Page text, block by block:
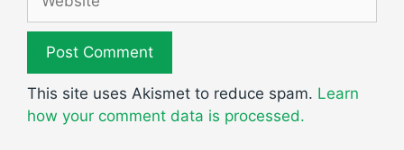
This site uses Akismet to reduce spam. Learn
how your comment data is processed.